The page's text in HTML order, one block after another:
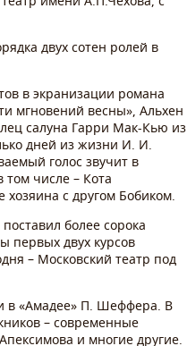
двух сотен ролей в
в экранизации романа
мгновений весны», Альхен
салуна Гарри Мак-Кью из
дней из жизни И. И.
голос звучит в
числе – Кота
с другом Бобиком.
более сорока
первых двух курсов
– Московский театр под
в «Амадее» П. Шеффера. В
– современные
и многие другие.